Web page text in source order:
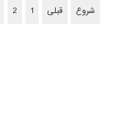
شروع قبلی 1
2